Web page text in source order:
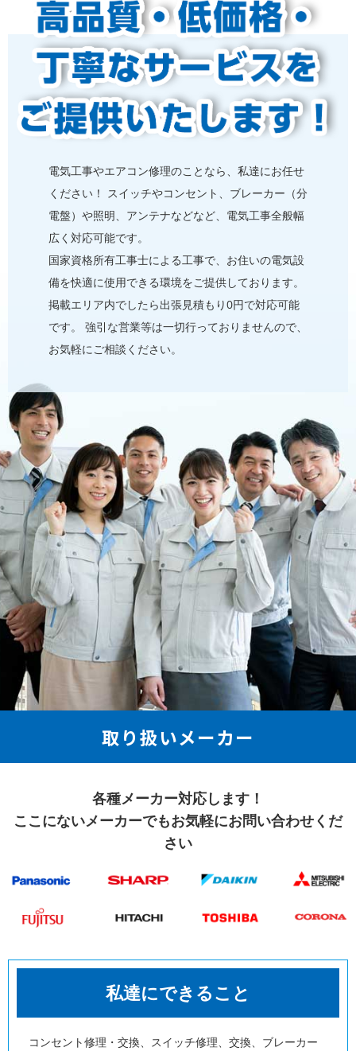
電気⼯事やエアコン修理のことなら、私達にお任せ
ください！ スイッチやコンセント、ブレーカー（分
電盤）や照明、アンテナなどなど、電気⼯事全般幅
広く対応可能です。
国家資格所有⼯事士による⼯事で、お住いの電気設
備を快適に使用できる環境をご提供しております。
掲載エリア内でしたら出張見積もり0円で対応可能
です。 強引な営業等は⼀切⾏っておりませんので、
お気軽にご相談ください。
取り扱いメーカー
各種メーカー対応します！
ここにないメーカーでもお気軽にお問い合わせくだ
さい
私達にできること
コンセント修理・交換、スイッチ修理、交換、ブレーカー